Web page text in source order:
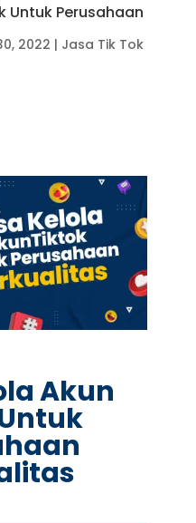
Untuk Perusahaan
2022 | Jasa Tik Tok
Akun